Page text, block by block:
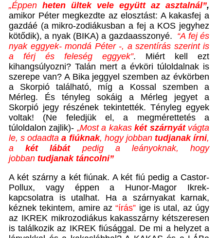
„Éppen heten ültek vele együtt az asztalnál”,
amikor Péter megkezdte az elosztást: A kakasfej a
gazdáé (a mikro-zodiákusban a fej a KOS jegyhez
kötődik), a nyak (BIKA) a gazdaasszonyé. “A fej és
nyak eggyek- mondá Péter -, a szentírás szerint is
a férj és feleség eggyek”. Miért kell ezt
kihangsúlyozni? Talán mert a évköri túloldalnak is
szerepe van? A Bika jeggyel szemben az évkörben
a Skorpió található, míg a Kossal szemben a
Mérleg. És tényleg sokáig a Mérleg jegyet a
Skorpió jegy részének tekintették. Tényleg egyek
voltak! (Ne feledjük el, a megmérettetés a
túloldalon zajlik)- „Most a kakaskét szárnyát vágta
le, s odaadtaa fiúknak, hogy jobban tudjanak írni,
akét lábátpedig a leányoknak, hogy
jobban tudjanak táncolni”
A két szárny a két fiúnak. A két fiú pedig a Castor-
Pollux, vagy éppen a Hunor-Magor Ikrek-
kapcsolatra is utalhat. Ha a szárnyakat karnak,
kéznek tekintem, amire az“írás” ige is utal, az úgy
az IKREK mikrozodiákus kakasszárny kétszeresen
is találkozik az IKREK fiúsággal. De mi a helyzet a